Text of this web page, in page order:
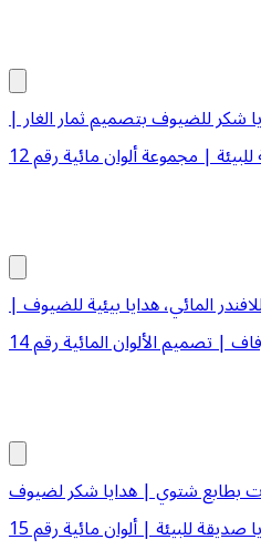
شكر للضيوف بتصميم ثمار الغار |
| مجموعة ألوان مائية رقم 12
المائي، هدايا بيئية للضيوف |
| تصميم الألوان المائية رقم 14
بطابع شتوي | هدايا شكر لضيوف
صديقة للبيئة | ألوان مائية رقم 15